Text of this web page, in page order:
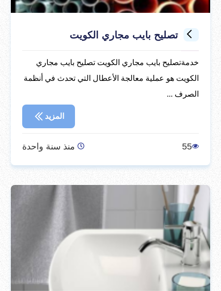
تصليح بايب مجاري الكويت
خدمةتصليح بايب مجاري الكويت تصليح بايب مجاري
الكويت هو عملية معالجة الأعطال التي تحدث في أنظمة
الصرف ...
المزيد
55 منذ سنة واحدة